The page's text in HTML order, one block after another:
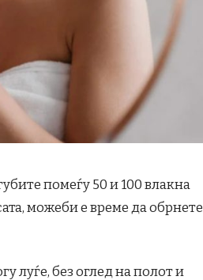
помеѓу 50 и 100 влакна
можеби е време да обрнете
луѓе, без оглед на полот и